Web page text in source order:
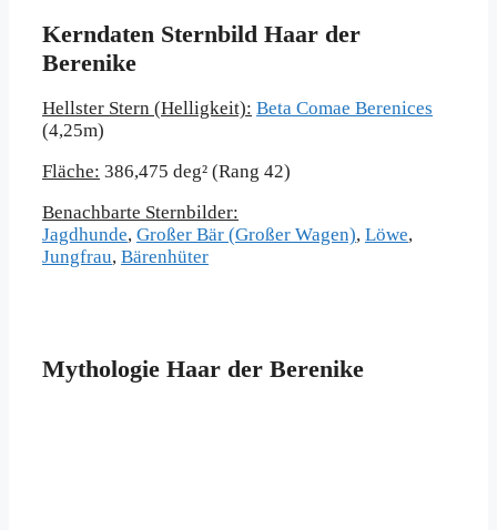
Kerndaten Sternbild Haar der
Berenike
Hellster Stern (Helligkeit): Beta Comae Berenices
(4,25m)
Fläche: 386,475 deg² (Rang 42)
Benachbarte Sternbilder:
Jagdhunde, Großer Bär (Großer Wagen), Löwe,
Jungfrau, Bärenhüter
Mythologie Haar der Berenike